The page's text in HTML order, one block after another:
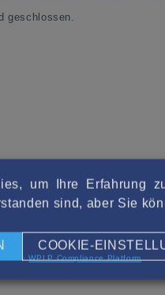
geschlossen.
um Ihre Erfahrung
sind, aber Sie
COOKIE-
byWPLP Compliance Platform